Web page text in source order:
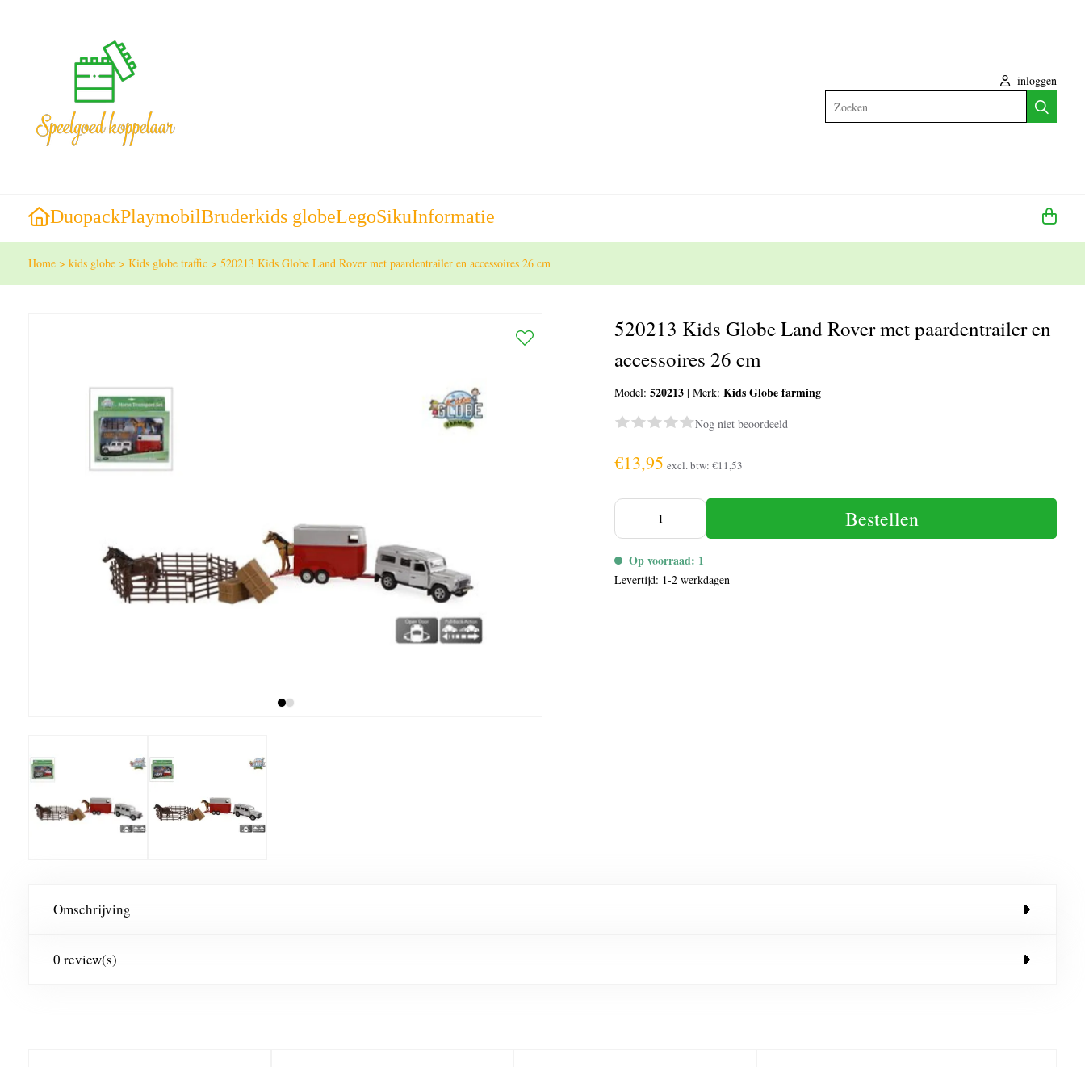
inloggen
DuopackPlaymobilBruderkids globeLegoSikuInformatie
Home > kids globe > Kids globe traffic > 520213 Kids Globe Land Rover met paardentrailer en accessoires 26 cm
520213 Kids Globe Land Rover met paardentrailer en
accessoires 26 cm
Model:520213 |Merk:Kids Globe farming
Nog niet beoordeeld
€13,95 excl. btw:€11,53
Bestellen
Op voorraad: 1
Levertijd: 1-2 werkdagen
Omschrijving
0 review(s)